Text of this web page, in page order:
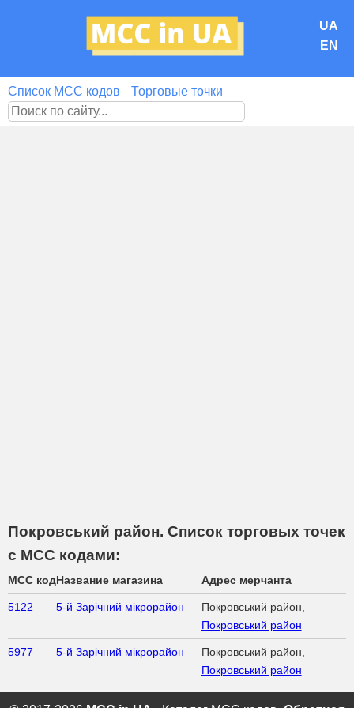
UA
EN
Список MCC кодов Торговые точки
Покровський район. Список торговых точек
с МСС кодами:
MCC кодНазвание магазина Адрес мерчанта
5122 5-й Зарічний мікрорайон
Покровський район,
Покровський район
5977 5-й Зарічний мікрорайон
Покровський район,
Покровський район